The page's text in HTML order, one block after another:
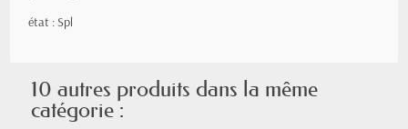
état : Spl
10 autres produits dans la même
catégorie :